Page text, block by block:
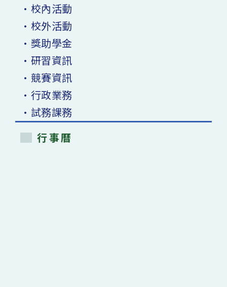
•校內活動
•校外活動
•獎助學金
•研習資訊
•競賽資訊
•行政業務
•試務課務
行事曆